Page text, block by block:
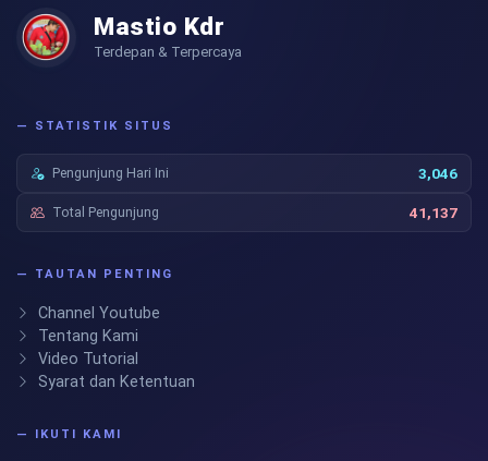
Mastio Kdr
Terdepan & Terpercaya
— STATISTIK SITUS
Pengunjung Hari Ini 3,046
Total Pengunjung 41,137
— TAUTAN PENTING
Channel Youtube
Tentang Kami
Video Tutorial
Syarat dan Ketentuan
— IKUTI KAMI